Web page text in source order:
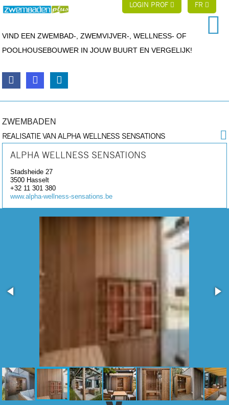
LOGIN PROF FR
VIND EEN ZWEMBAD-, ZWEMVIJVER-, WELLNESS- OF
POOLHOUSEBOUWER IN JOUW BUURT EN VERGELIJK!
ZWEMBADEN
REALISATIE VAN ALPHA WELLNESS SENSATIONS
ALPHA WELLNESS SENSATIONS
Stadsheide 27
3500 Hasselt
+32 11 301 380
www.alpha-wellness-sensations.be